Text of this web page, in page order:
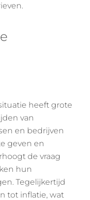
heeft grote
van
en bedrijven
geven en
de vraag
hun
Tegelijkertijd
tot inflatie, wat